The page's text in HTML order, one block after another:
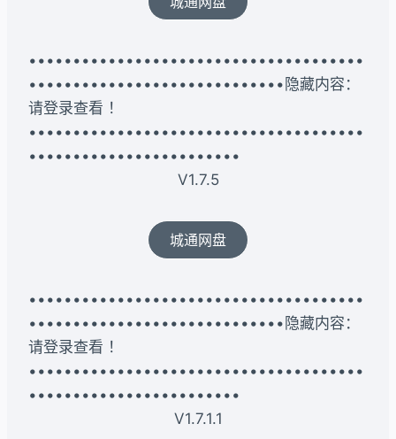
••••••••••••••••••••••••••••••••••••••
•••••••••••••••••••••••••••••隐藏内容：
请登录查看 ！
••••••••••••••••••••••••••••••••••••••
••••••••••••••••••••••••
V1.7.5
城通网盘
••••••••••••••••••••••••••••••••••••••
•••••••••••••••••••••••••••••隐藏内容：
请登录查看 ！
••••••••••••••••••••••••••••••••••••••
••••••••••••••••••••••••
V1.7.1.1